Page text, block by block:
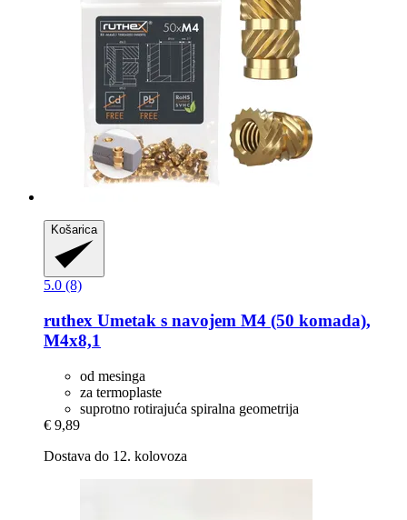
Košarica
5.0 (8)
ruthex Umetak s navojem M4 (50 komada),
M4x8,1
od mesinga
za termoplaste
suprotno rotirajuća spiralna geometrija
€ 9,89
Dostava do 12. kolovoza